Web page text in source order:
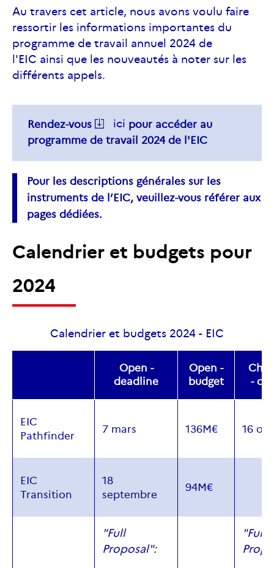
Au travers cet article, nous avons voulu faire
ressortir les informations importantes du
programme de travail annuel 2024 de
l'EIC ainsi que les nouveautés à noter sur les
différents appels.
Rendez-vous ici pour accéder au
programme de travail 2024 de l'EIC
Pour les descriptions générales sur les
instruments de l’EIC, veuillez-vous référer aux
pages dédiées.
Calendrier et budgets pour
2024
Calendrier et budgets 2024 - EIC
Open -
deadline
Open -
budget
-
EIC
Pathfinder
7 mars 136M€ 16
EIC
Transition
18
septembre
94M€
"Full
Proposal":
"Full